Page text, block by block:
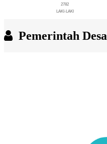
2782
LAKI-LAKI
Pemerintah Desa